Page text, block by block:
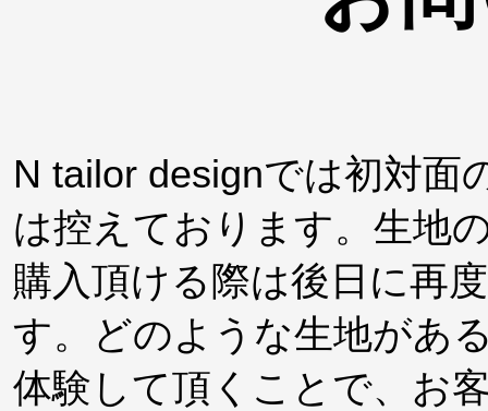
N tailor designでは初対面
は控えております。生地
購入頂ける際は後日に再
す。どのような生地があ
体験して頂くことで、お